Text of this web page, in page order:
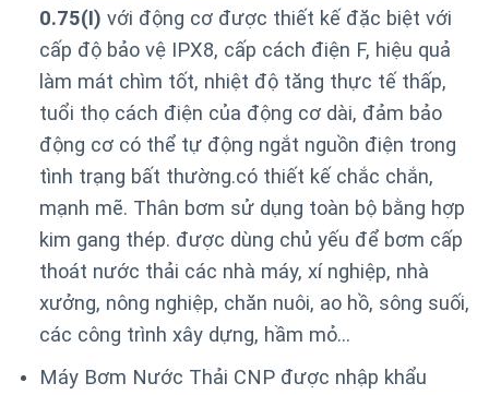
0.75(I) với động cơ được thiết kế đặc biệt với
cấp độ bảo vệ IPX8, cấp cách điện F, hiệu quả
làm mát chìm tốt, nhiệt độ tăng thực tế thấp,
tuổi thọ cách điện của động cơ dài, đảm bảo
động cơ có thể tự động ngắt nguồn điện trong
tình trạng bất thường.có thiết kế chắc chắn,
mạnh mẽ. Thân bơm sử dụng toàn bộ bằng hợp
kim gang thép. được dùng chủ yếu để bơm cấp
thoát nước thải các nhà máy, xí nghiệp, nhà
xưởng, nông nghiệp, chăn nuôi, ao hồ, sông suối,
các công trình xây dựng, hầm mỏ…
Máy Bơm Nước Thải CNP được nhập khẩu